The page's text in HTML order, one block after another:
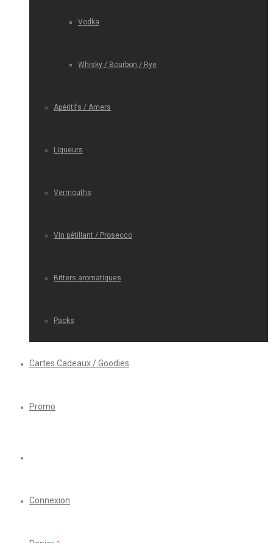
Vodka
Whisky / Bourbon / Rye
Apéritifs / Amers
Liqueurs
Vermouths
Vin pétillant / Prosecco
Bitters aromatiques
Packs
Cartes Cadeaux / Goodies
Promo
Connexion